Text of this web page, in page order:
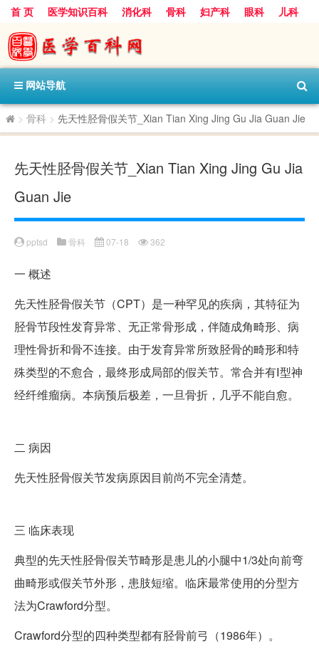
首 页 医学知识百科 消化科 骨科 妇产科 眼科
儿科
心血管病科
呼吸科 神经科
内分泌科
口腔科
网站导航
> 骨科 > 先天性胫骨假关节_Xian Tian Xing Jing Gu Jia Guan Jie
先天性胫骨假关节_Xian Tian Xing Jing Gu Jia
Guan Jie
pptsd 骨科 07-18 362
一 概述
先天性胫骨假关节（CPT）是一种罕见的疾病，其特征为
胫骨节段性发育异常、无正常骨形成，伴随成角畸形、病
理性骨折和骨不连接。由于发育异常所致胫骨的畸形和特
殊类型的不愈合，最终形成局部的假关节。常合并有Ⅰ型神
经纤维瘤病。本病预后极差，一旦骨折，几乎不能自愈。
二 病因
先天性胫骨假关节发病原因目前尚不完全清楚。
三 临床表现
典型的先天性胫骨假关节畸形是患儿的小腿中1/3处向前弯
曲畸形或假关节外形，患肢短缩。临床最常使用的分型方
法为Crawford分型。
Crawford分型的四种类型都有胫骨前弓（1986年）。